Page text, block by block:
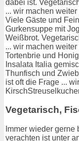
dabei ist.
... wir machen
Viele Gäste und
Gurkensuppe mit
Weißbrot.
... wir machen
Tortenbrie und
Insalata Italia
Thunfisch und
ist oft die Frage ...
Vegetarisch,
Immer wieder
verachten ist unter